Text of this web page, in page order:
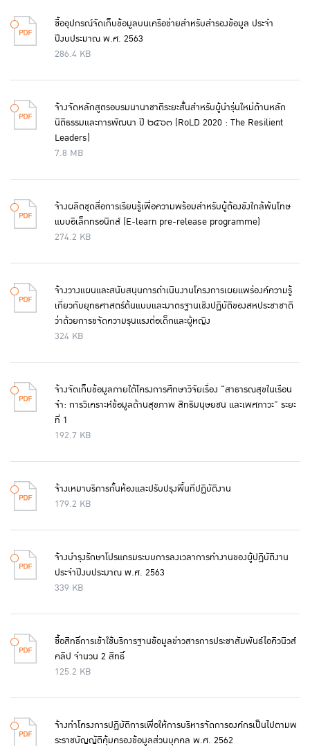
ซื้ออุปกรณ์จัดเก็บข้อมูลบนเครือข่ายสำหรับสำรองข้อมูล ประจำ
ปีงบประมาณ พ.ศ. 2563
286.4 KB
จ้างจัดหลักสูตรอบรมนานาชาติระยะสั้นสำหรับผู้นำรุ่นใหม่ด้านหลัก
นิติธรรมและการพัฒนา ปี ๒๕๖๓ (RoLD 2020 : The Resilient
Leaders)
7.8 MB
จ้างผลิตชุดสื่อการเรียนรู้เพื่อความพร้อมสำหรับผู้ต้องขังใกล้พ้นโทษ
แบบอิเล็กทรอนิกส์ (E-learn pre-release programme)
274.2 KB
จ้างวางแผนและสนับสนุนการดำเนินงานโครงการเผยแพร่องค์ความรู้
เกี่ยวกับยุทธศาสตร์ต้นแบบและมาตรฐานเชิงปฏิบัติของสหประชาชาติ
ว่าด้วยการขจัดความรุนแรงต่อเด็กและผู้หญิง
324 KB
จ้างจัดเก็บข้อมูลภายใต้โครงการศึกษาวิจัยเรื่อง “สาธารณสุขในเรือน
จำ: การวิเคราะห์ข้อมูลด้านสุขภาพ สิทธิมนุษยชน และเพศภาวะ” ระยะ
ที่ 1
192.7 KB
จ้างเหมาบริการกั้นห้องและปรับปรุงพื้นที่ปฏิบัติงาน
179.2 KB
จ้างบำรุงรักษาโปรแกรมระบบการลงเวลาการทำงานของผู้ปฏิบัติงาน
ประจำปีงบประมาณ พ.ศ. 2563
339 KB
ซื้อสิทธิ์การเข้าใช้บริการฐานข้อมูลข่าวสารการประชาสัมพันธ์ไอคิวนิวส์
คลิป จำนวน 2 สิทธิ์
125.2 KB
จ้างทำโครงการปฏิบัติการเพื่อให้การบริหารจัดการองค์กรเป็นไปตามพ
ระราชบัญญัติคุ้มครองข้อมูลส่วนบุคคล พ.ศ. 2562